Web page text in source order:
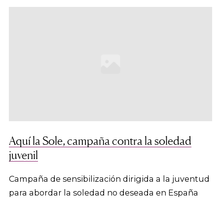
Aquí la Sole, campaña contra la soledad
juvenil
Campaña de sensibilización dirigida a la juventud
para abordar la soledad no deseada en España